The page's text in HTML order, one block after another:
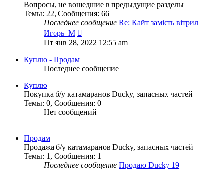
Вопросы, не вошедшие в предыдущие разделы
Темы: 22, Сообщения: 66
Последнее сообщение Re: Кайт замість вітрил
Игорь_М
к
Пт янв 28, 2022 12:55 am
Куплю - Продам
Последнее сообщение
Куплю
Покупка б/у катамаранов Ducky, запасных частей
Темы: 0, Сообщения: 0
Нет сообщений
Продам
Продажа б/у катамаранов Ducky, запасных частей
Темы: 1 , Сообщения: 1
Последнее сообщение Продаю Ducky 19